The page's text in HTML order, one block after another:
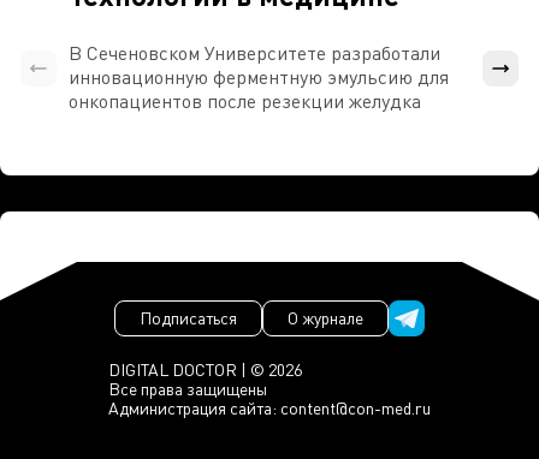
В Сеченовском Университете разработали
инновационную ферментную эмульсию для
онкопациентов после резекции желудка
DIGITAL DOCTOR | © 2026
Все права защищены
Администрация сайта: content@con-med.ru
Подписаться О журнале